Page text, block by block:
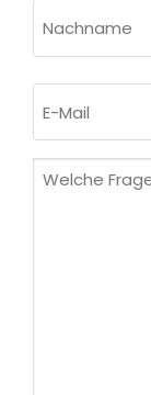
Vorname
Mail
Welche